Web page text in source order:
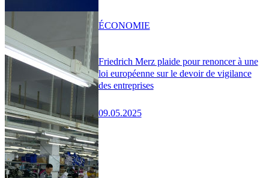
Friedrich Merz plaide pour renoncer à une
loi européenne sur le devoir de vigilance
des entreprises
09.05.2025
ÉCONOMIE